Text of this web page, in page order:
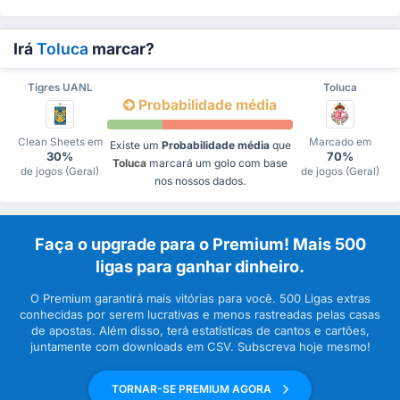
IráToluca marcar?
Tigres UANL Toluca
Clean Sheets em
30%
de jogos (Geral)
Probabilidade média
Existe um Probabilidade médiaque
Toluca marcará um golo com base
nos nossos dados.
Marcado em
70%
de jogos (Geral)
Faça o upgrade para o Premium! Mais 500
ligas para ganhar dinheiro.
O Premium garantirá mais vitórias para você. 500 Ligas extras
conhecidas por serem lucrativas e menos rastreadas pelas casas
de apostas. Além disso, terá estatísticas de cantos e cartões,
juntamente com downloads em CSV. Subscreva hoje mesmo!
TORNAR-SE PREMIUM AGORA